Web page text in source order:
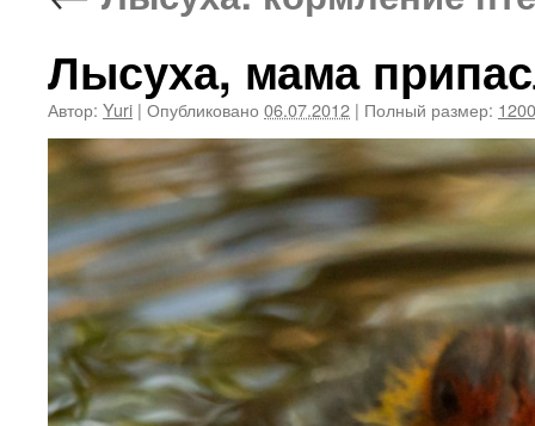
Лысуха, мама
Автор: Yuri | Опубликовано 06.07.2012 | Полный размер: